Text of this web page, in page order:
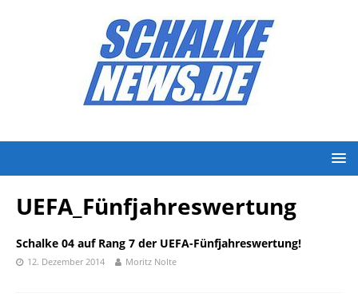
UEFA_Fünfjahreswertung
Schalke 04 auf Rang 7 der UEFA-Fünfjahreswertung!
12. Dezember 2014 Moritz Nolte